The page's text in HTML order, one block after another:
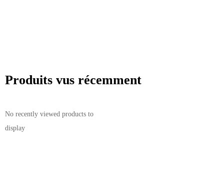
Produits vus récemment
No recently viewed products to
display